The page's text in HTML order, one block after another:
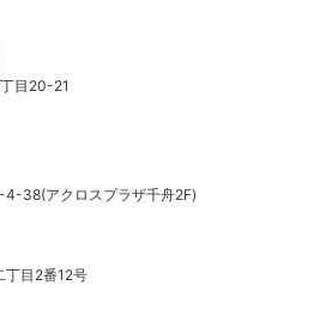
目20-21
4-38(アクロスプラザ千舟2F)
丁目2番12号